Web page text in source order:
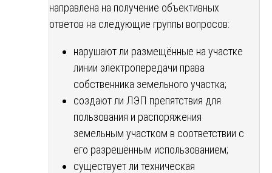
направлена на получение объективных
ответов на следующие группы вопросов:
нарушают ли размещённые на участке
линии электропередачи права
собственника земельного участка;
создают ли ЛЭП препятствия для
пользования и распоряжения
земельным участком в соответствии с
его разрешённым использованием;
существует ли техническая